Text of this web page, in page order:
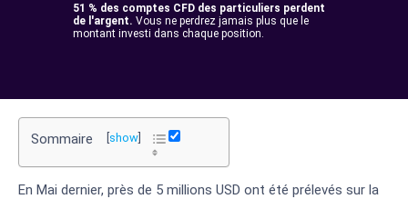
51 % des comptes CFD des particuliers perdent
de l'argent. Vous ne perdrez jamais plus que le
montant investi dans chaque position.
Sommaire show
En Mai dernier, près de 5 millions USD ont été prélevés sur la